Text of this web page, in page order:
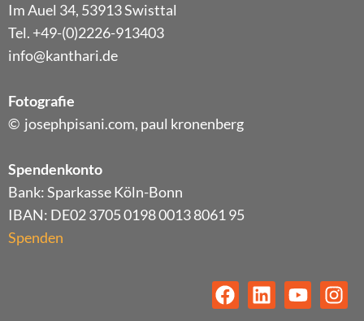
Im Auel 34, 53913 Swisttal
Tel. +49-(0)2226-913403
info@kanthari.de
Fotografie
© josephpisani.com, paul kronenberg
Spendenkonto
Bank: Sparkasse Köln-Bonn
IBAN: DE02 3705 0198 0013 8061 95
Spenden